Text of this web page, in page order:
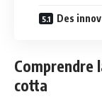
Des
Comprendre
cotta